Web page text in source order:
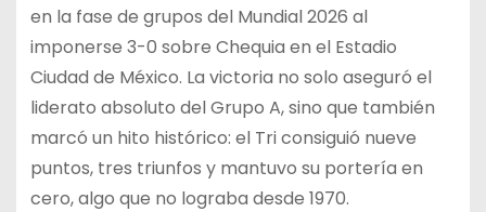
en la fase de grupos del Mundial 2026 al
imponerse 3-0 sobre Chequia en el Estadio
Ciudad de México. La victoria no solo aseguró el
liderato absoluto del Grupo A, sino que también
marcó un hito histórico: el Tri consiguió nueve
puntos, tres triunfos y mantuvo su portería en
cero, algo que no lograba desde 1970.